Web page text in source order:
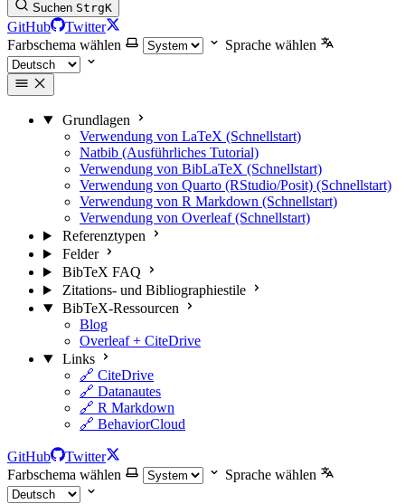
Suchen StrgK
GitHub
Twitter
Farbschema wählen
Sprache wählen
Grundlagen
Verwendung von LaTeX (Schnellstart)
Natbib (Ausführliches Tutorial)
Verwendung von BibLaTeX (Schnellstart)
Verwendung von Quarto (RStudio/Posit) (Schnellstart)
Verwendung von R Markdown (Schnellstart)
Verwendung von Overleaf (Schnellstart)
Referenztypen
Felder
BibTeX FAQ
Zitations- und Bibliographiestile
BibTeX-Ressourcen
Blog
Overleaf + CiteDrive
Links
🔗 CiteDrive
🔗 Datanautes
🔗 R Markdown
🔗 BehaviorCloud
GitHub
Twitter
Farbschema wählen
Sprache wählen